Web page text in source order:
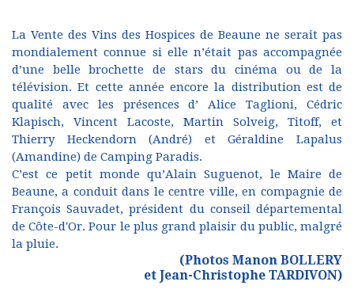
La Vente des Vins des Hospices de Beaune ne serait pas
mondialement connue si elle n’était pas accompagnée
d’une belle brochette de stars du cinéma ou de la
télévision. Et cette année encore la distribution est de
qualité avec les présences d’ Alice Taglioni, Cédric
Klapisch, Vincent Lacoste, Martin Solveig, Titoff, et
Thierry Heckendorn (André) et Géraldine Lapalus
(Amandine) de Camping Paradis.
C’est ce petit monde qu’Alain Suguenot, le Maire de
Beaune, a conduit dans le centre ville, en compagnie de
François Sauvadet, président du conseil départemental
de Côte-d'Or. Pour le plus grand plaisir du public, malgré
la pluie.
(Photos Manon BOLLERY
et Jean-Christophe TARDIVON)